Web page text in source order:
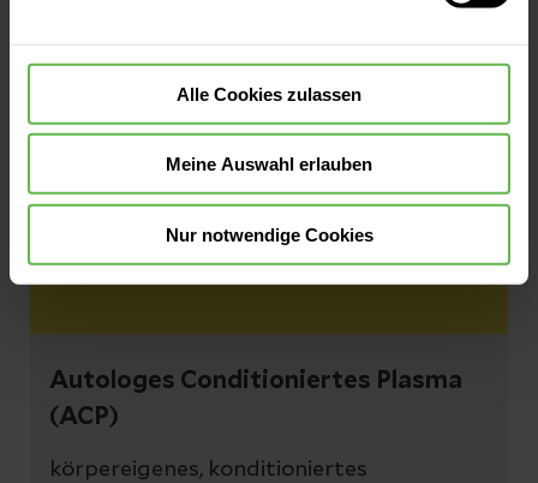
Alle Cookies zulassen
Meine Auswahl erlauben
Nur notwendige Cookies
Stuhluntersuchung auf okkultes Blut zur
Darmkrebsfrüherkennung vor dem 50.
Lebensjahr.
Autologes Conditioniertes Plasma
(ACP)
körpereigenes, konditioniertes